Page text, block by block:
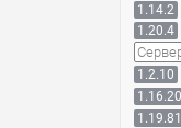
1.14.2
1.20.4
1.2.10
1.19.81